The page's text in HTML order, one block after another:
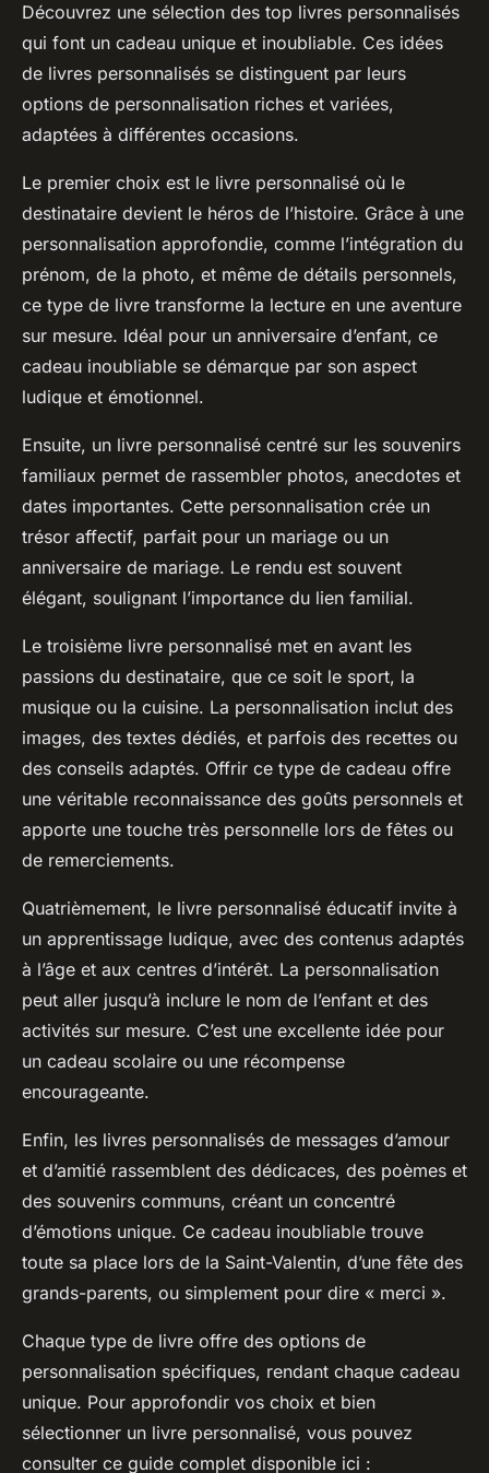
Découvrez une sélection des top livres personnalisés
qui font un cadeau unique et inoubliable. Ces idées
de livres personnalisés se distinguent par leurs
options de personnalisation riches et variées,
adaptées à différentes occasions.
Le premier choix est le livre personnalisé où le
destinataire devient le héros de l’histoire. Grâce à une
personnalisation approfondie, comme l’intégration du
prénom, de la photo, et même de détails personnels,
ce type de livre transforme la lecture en une aventure
sur mesure. Idéal pour un anniversaire d’enfant, ce
cadeau inoubliable se démarque par son aspect
ludique et émotionnel.
Ensuite, un livre personnalisé centré sur les souvenirs
familiaux permet de rassembler photos, anecdotes et
dates importantes. Cette personnalisation crée un
trésor affectif, parfait pour un mariage ou un
anniversaire de mariage. Le rendu est souvent
élégant, soulignant l’importance du lien familial.
Le troisième livre personnalisé met en avant les
passions du destinataire, que ce soit le sport, la
musique ou la cuisine. La personnalisation inclut des
images, des textes dédiés, et parfois des recettes ou
des conseils adaptés. Offrir ce type de cadeau offre
une véritable reconnaissance des goûts personnels et
apporte une touche très personnelle lors de fêtes ou
de remerciements.
Quatrièmement, le livre personnalisé éducatif invite à
un apprentissage ludique, avec des contenus adaptés
à l’âge et aux centres d’intérêt. La personnalisation
peut aller jusqu’à inclure le nom de l’enfant et des
activités sur mesure. C’est une excellente idée pour
un cadeau scolaire ou une récompense
encourageante.
Enfin, les livres personnalisés de messages d’amour
et d’amitié rassemblent des dédicaces, des poèmes et
des souvenirs communs, créant un concentré
d’émotions unique. Ce cadeau inoubliable trouve
toute sa place lors de la Saint-Valentin, d’une fête des
grands-parents, ou simplement pour dire « merci ».
Chaque type de livre offre des options de
personnalisation spécifiques, rendant chaque cadeau
unique. Pour approfondir vos choix et bien
sélectionner un livre personnalisé, vous pouvez
consulter ce guide complet disponible ici :